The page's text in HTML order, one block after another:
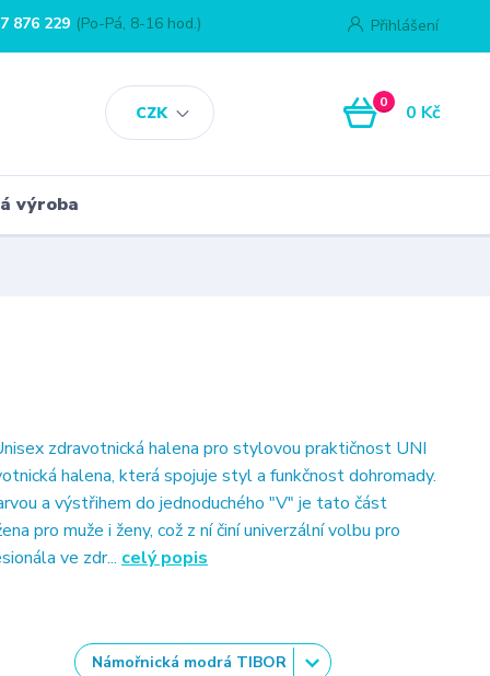
CZK
Přihlášení
876 229 (Po-Pá, 8-16 hod.)
0 0 Kč
výroba
zdravotnická halena pro stylovou praktičnost UNI
halena, která spojuje styl a funkčnost dohromady.
a výstřihem do jednoduchého "V" je tato část
pro muže i ženy, což z ní činí univerzální volbu pro
ve zdr... celý popis